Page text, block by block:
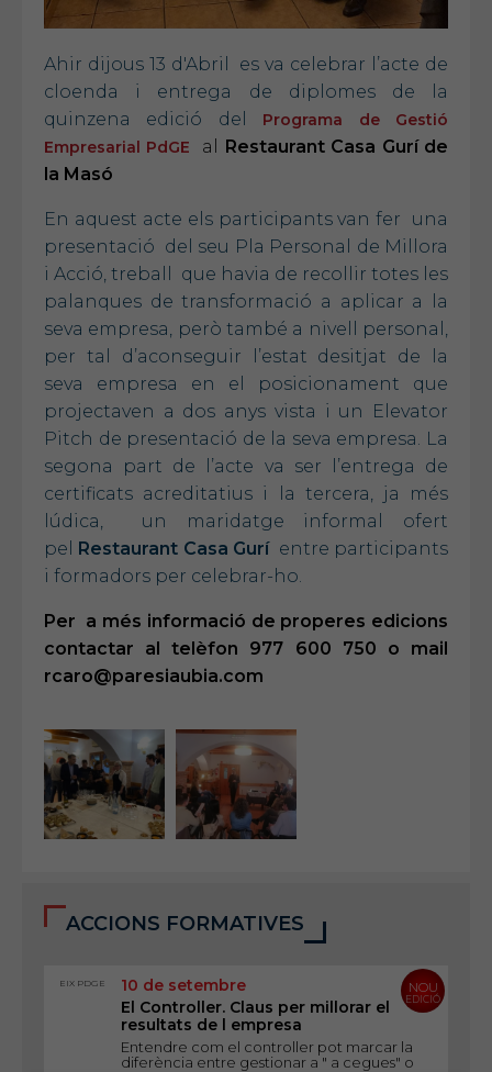
Ahir dijous 13 d'Abril es va celebrar l’acte de
cloenda i entrega de diplomes de la
quinzena edició del
Programa de Gestió
Empresarial PdGE
al Restaurant Casa Gurí de
la Masó
En aquest acte els participants van fer una
presentació del seu Pla Personal de Millora
i Acció, treball que havia de recollir totes les
palanques de transformació a aplicar a la
seva empresa, però també a nivell personal,
per tal d’aconseguir l’estat desitjat de la
seva empresa en el posicionament que
projectaven a dos anys vista i un Elevator
Pitch de presentació de la seva empresa. La
segona part de l’acte va ser l’entrega de
certificats acreditatius i la tercera, ja més
lúdica, un maridatge informal ofert
pel Restaurant Casa Gurí entre participants
i formadors per celebrar-ho.
Per a més informació de properes edicions
contactar al telèfon 977 600 750 o mail
rcaro@paresiaubia.com
ACCIONS FORMATIVES
EIX PDGE
10 de setembre
El Controller. Claus per millorar el
resultats de l empresa
Entendre com el controller pot marcar la
diferència entre gestionar a " a cegues" o
NOU
EDICIÓ